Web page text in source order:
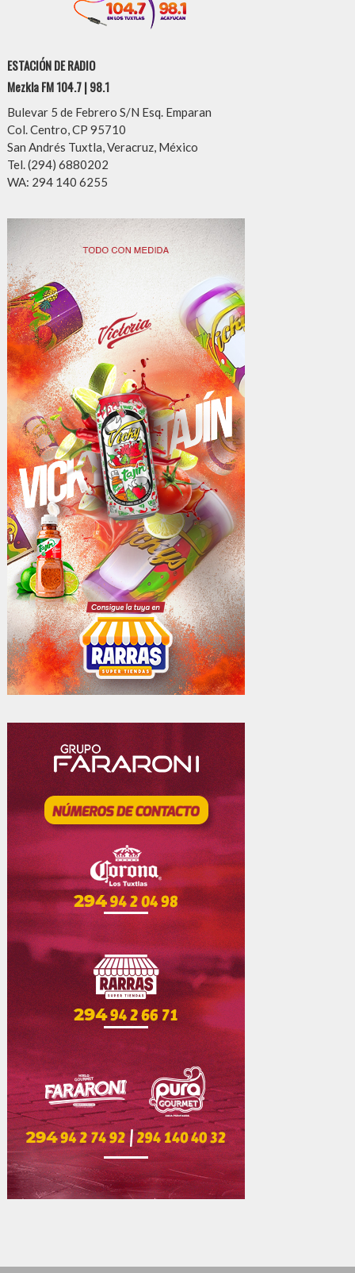
ESTACIÓN DE RADIO
Mezkla FM 104.7 | 98.1
Bulevar 5 de Febrero S/N Esq. Emparan
Col. Centro, CP 95710
San Andrés Tuxtla, Veracruz, México
Tel. (294) 6880202
WA: 294 140 6255